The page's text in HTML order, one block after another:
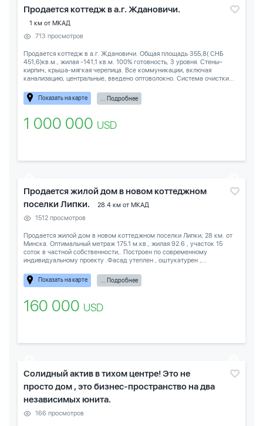
Продается коттедж в а.г. Ждановичи.
1 км от МКАД
713 просмотров
Продается коттедж в а.г. Ждановичи. Общая площадь 355,8( СНБ
451,6)кв.м., жилая -141,1 кв.м. 100% готовность, 3 уровня. Стены–
кирпич, крыша-мягкая черепица. Все коммуникации, включая
канализацию, центральные, введено оптоволокно. Система очистки...
Показать на карте ... Подробнее
1 000 000 USD
Продается жилой дом в новом коттеджном
поселки Липки.
28.4 км от МКАД
1512 просмотров
Продается жилой дом в новом коттеджном поселки Липки, 28 км. от
Минска. Оптимальный метраж 175.1 м.кв., жилая 92.6 , участок 15
соток в частной собственности,. Построен по современному
индивидуальному проекту .Фасад утеплен , оштукатурен ,...
Показать на карте ... Подробнее
160 000 USD
Солидный актив в тихом центре! Это не
просто дом , это бизнес-пространство на два
независимых юнита.
166 просмотров